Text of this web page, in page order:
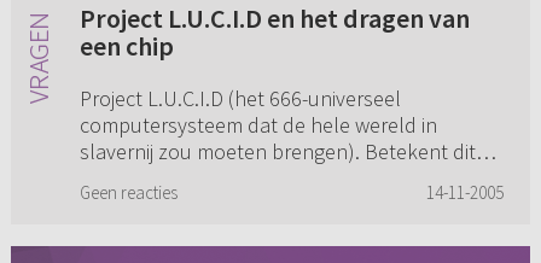
Project L.U.C.I.D en het dragen van
een chip
Project L.U.C.I.D (het 666-universeel
computersysteem dat de hele wereld in
slavernij zou moeten brengen). Betekent dit
zo'n chip gaan dragen of moeten we ...
Geen reacties 14-11-2005